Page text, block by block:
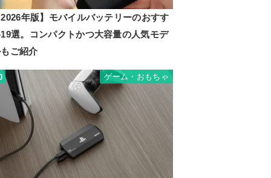
年版】モバイルバッテリーのおすす
選。コンパクトかつ大容量の人気モデ
ご紹介
ゲーム・おもちゃ